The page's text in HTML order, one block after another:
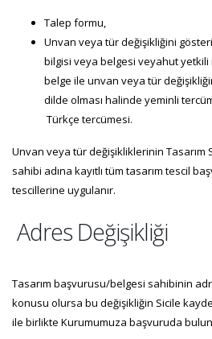
Talep formu,
Unvan veya tür değişikliğini
bilgisi veya belgesi veyahut yetkili
belge ile unvan veya tür
dilde olması halinde yeminli
Türkçe tercümesi.
Unvan veya tür değişikliklerinin Tasarım
sahibi adına kayıtlı tüm tasarım tescil
tescillerine uygulanır.
Adres Değişikliği
Tasarım başvurusu/belgesi sahibinin
konusu olursa bu değişikliğin Sicile
ile birlikte Kurumumuza başvuruda